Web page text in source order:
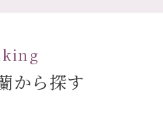
から探す